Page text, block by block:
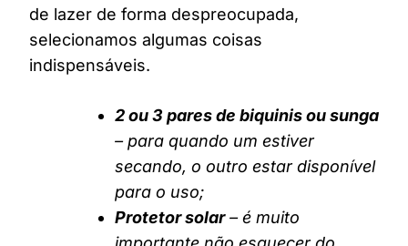
de lazer de forma despreocupada,
selecionamos algumas coisas
indispensáveis.
2 ou 3 pares de biquinis ou sunga
– para quando um estiver
secando, o outro estar disponível
para o uso;
Protetor solar– é muito